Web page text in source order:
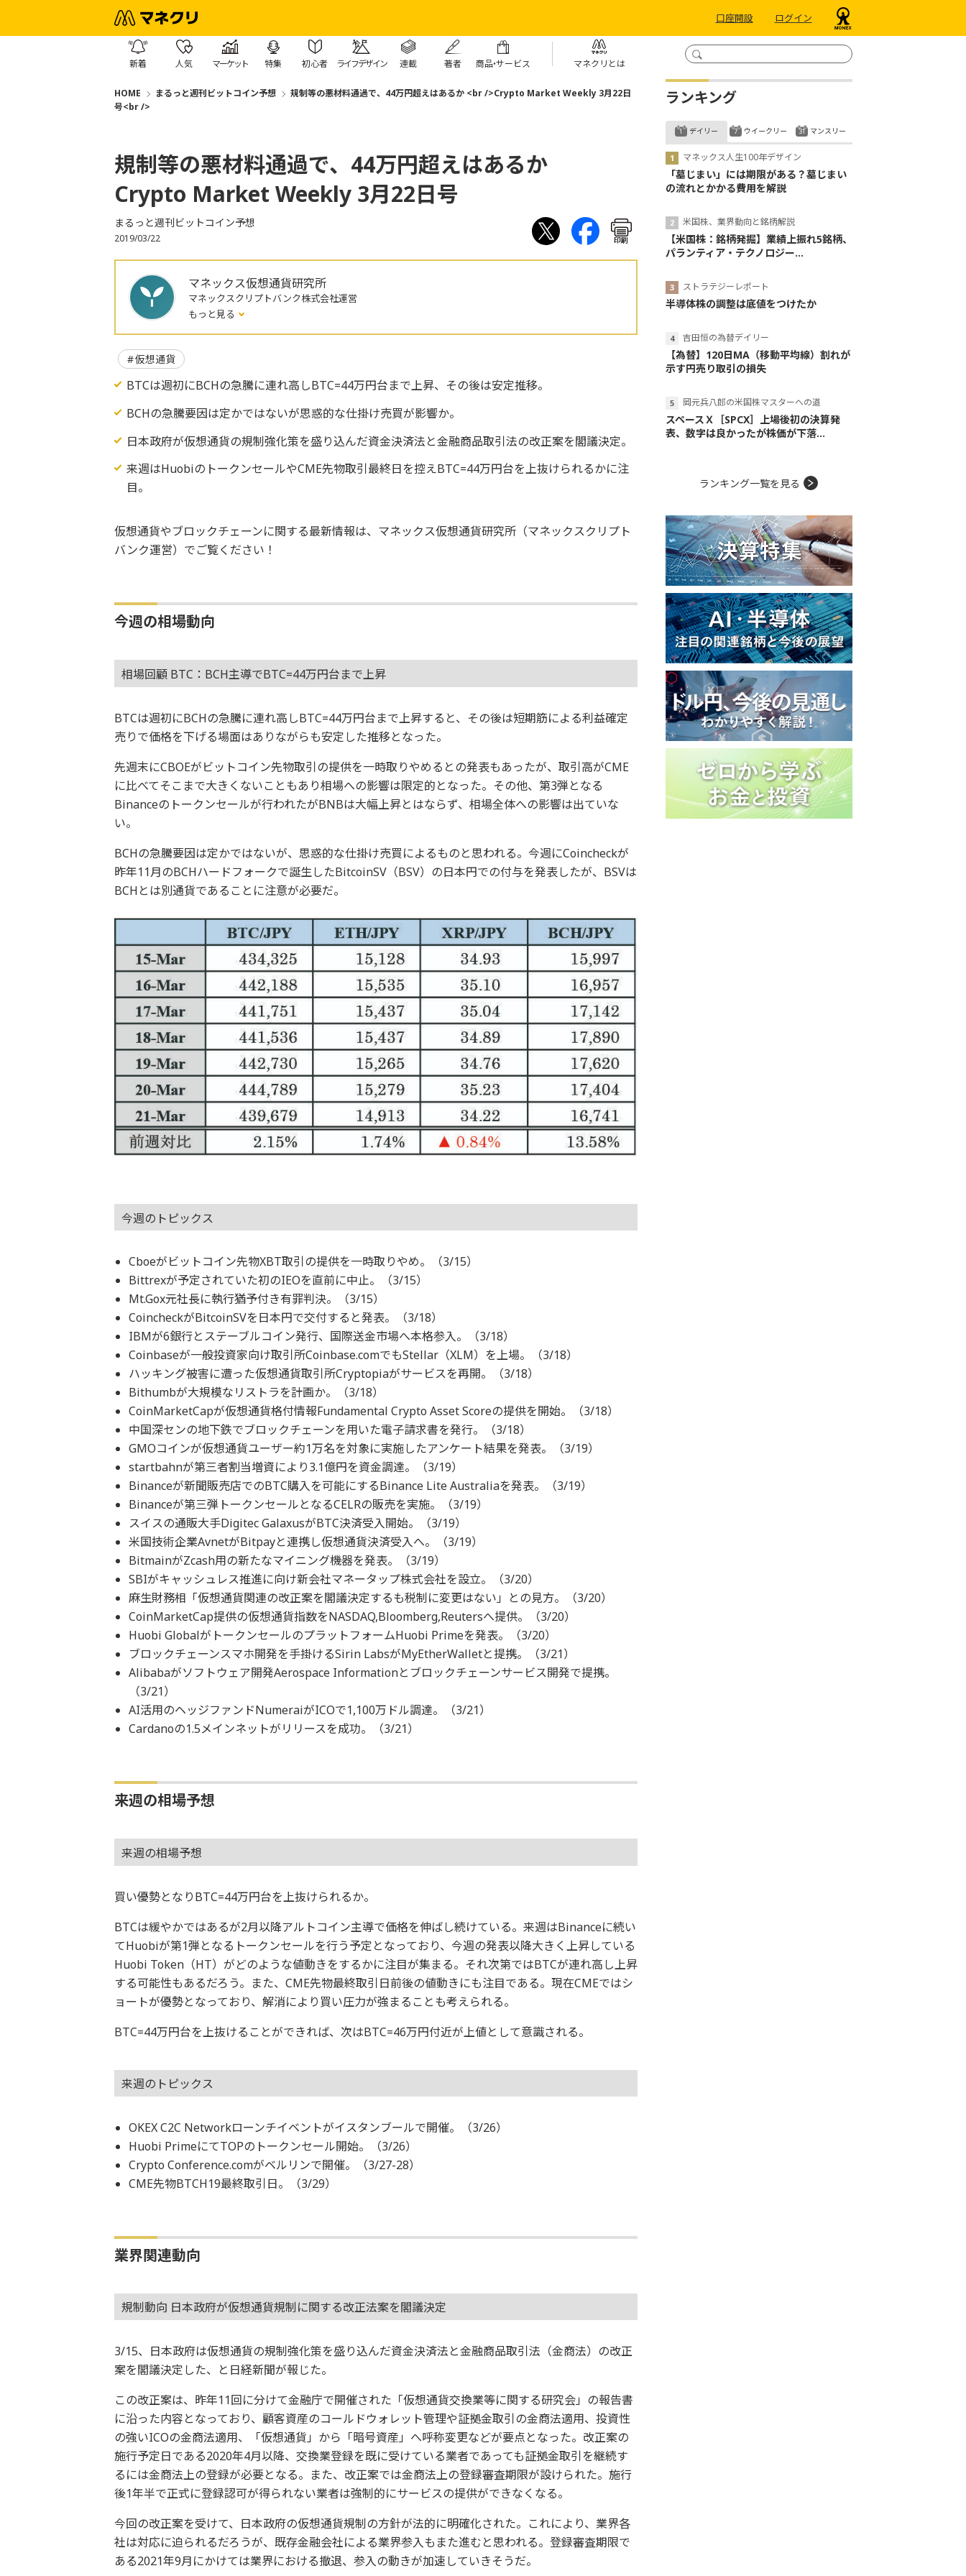
口座開設 ログイン
新着 人気 マーケット 特集 初心者 ライフデザイン 連載 著者 商品・サービス マネクリとは
HOME まるっと週刊ビットコイン予想
規制等の悪材料通過で、44万円超えはあるか <br />Crypto Market Weekly 3月22日
号<br />
規制等の悪材料通過で、44万円超えはあるか
Crypto Market Weekly 3月22日号
まるっと週刊ビットコイン予想
2019/03/22 印刷
マネックス仮想通貨研究所
マネックスクリプトバンク株式会社運営
もっと見る
仮想通貨
BTCは週初にBCHの急騰に連れ高しBTC=44万円台まで上昇、その後は安定推移。
BCHの急騰要因は定かではないが思惑的な仕掛け売買が影響か。
日本政府が仮想通貨の規制強化策を盛り込んだ資金決済法と金融商品取引法の改正案を閣議決定。
来週はHuobiのトークンセールやCME先物取引最終日を控えBTC=44万円台を上抜けられるかに注
目。
仮想通貨やブロックチェーンに関する最新情報は、マネックス仮想通貨研究所（マネックスクリプト
バンク運営）でご覧ください！
今週の相場動向
相場回顧 BTC：BCH主導でBTC=44万円台まで上昇
BTCは週初にBCHの急騰に連れ高しBTC=44万円台まで上昇すると、その後は短期筋による利益確定
売りで価格を下げる場面はありながらも安定した推移となった。
先週末にCBOEがビットコイン先物取引の提供を一時取りやめるとの発表もあったが、取引高がCME
に比べてそこまで大きくないこともあり相場への影響は限定的となった。その他、第3弾となる
Binanceのトークンセールが行われたがBNBは大幅上昇とはならず、相場全体への影響は出ていな
い。
BCHの急騰要因は定かではないが、思惑的な仕掛け売買によるものと思われる。今週にCoincheckが
昨年11月のBCHハードフォークで誕生したBitcoinSV（BSV）の日本円での付与を発表したが、BSVは
BCHとは別通貨であることに注意が必要だ。
今週のトピックス
Cboeがビットコイン先物XBT取引の提供を一時取りやめ。（3/15）
Bittrexが予定されていた初のIEOを直前に中止。（3/15）
Mt.Gox元社長に執行猶予付き有罪判決。（3/15）
CoincheckがBitcoinSVを日本円で交付すると発表。（3/18）
IBMが6銀行とステーブルコイン発行、国際送金市場へ本格参入。（3/18）
Coinbaseが一般投資家向け取引所Coinbase.comでもStellar（XLM）を上場。（3/18）
ハッキング被害に遭った仮想通貨取引所Cryptopiaがサービスを再開。（3/18）
Bithumbが大規模なリストラを計画か。（3/18）
CoinMarketCapが仮想通貨格付情報Fundamental Crypto Asset Scoreの提供を開始。（3/18）
中国深センの地下鉄でブロックチェーンを用いた電子請求書を発行。（3/18）
GMOコインが仮想通貨ユーザー約1万名を対象に実施したアンケート結果を発表。（3/19）
startbahnが第三者割当増資により3.1億円を資金調達。（3/19）
Binanceが新聞販売店でのBTC購入を可能にするBinance Lite Australiaを発表。（3/19）
Binanceが第三弾トークンセールとなるCELRの販売を実施。（3/19）
スイスの通販大手Digitec GalaxusがBTC決済受入開始。（3/19）
米国技術企業AvnetがBitpayと連携し仮想通貨決済受入へ。（3/19）
BitmainがZcash用の新たなマイニング機器を発表。（3/19）
SBIがキャッシュレス推進に向け新会社マネータップ株式会社を設立。（3/20）
麻生財務相「仮想通貨関連の改正案を閣議決定するも税制に変更はない」との見方。（3/20）
CoinMarketCap提供の仮想通貨指数をNASDAQ,Bloomberg,Reutersへ提供。（3/20）
Huobi GlobalがトークンセールのプラットフォームHuobi Primeを発表。（3/20）
ブロックチェーンスマホ開発を手掛けるSirin LabsがMyEtherWalletと提携。（3/21）
Alibabaがソフトウェア開発Aerospace Informationとブロックチェーンサービス開発で提携。
（3/21）
AI活用のヘッジファンドNumeraiがICOで1,100万ドル調達。（3/21）
Cardanoの1.5メインネットがリリースを成功。（3/21）
来週の相場予想
来週の相場予想
買い優勢となりBTC=44万円台を上抜けられるか。
BTCは緩やかではあるが2月以降アルトコイン主導で価格を伸ばし続けている。来週はBinanceに続い
てHuobiが第1弾となるトークンセールを行う予定となっており、今週の発表以降大きく上昇している
Huobi Token（HT）がどのような値動きをするかに注目が集まる。それ次第ではBTCが連れ高し上昇
する可能性もあるだろう。また、CME先物最終取引日前後の値動きにも注目である。現在CMEではシ
ョートが優勢となっており、解消により買い圧力が強まることも考えられる。
BTC=44万円台を上抜けることができれば、次はBTC=46万円付近が上値として意識される。
来週のトピックス
OKEX C2C Networkローンチイベントがイスタンブールで開催。（3/26）
Huobi PrimeにてTOPのトークンセール開始。（3/26）
Crypto Conference.comがベルリンで開催。（3/27-28）
CME先物BTCH19最終取引日。（3/29）
業界関連動向
規制動向 日本政府が仮想通貨規制に関する改正法案を閣議決定
3/15、日本政府は仮想通貨の規制強化策を盛り込んだ資金決済法と金融商品取引法（金商法）の改正
案を閣議決定した、と日経新聞が報じた。
この改正案は、昨年11回に分けて金融庁で開催された「仮想通貨交換業等に関する研究会」の報告書
に沿った内容となっており、顧客資産のコールドウォレット管理や証拠金取引の金商法適用、投資性
の強いICOの金商法適用、「仮想通貨」から「暗号資産」へ呼称変更などが要点となった。改正案の
施行予定日である2020年4月以降、交換業登録を既に受けている業者であっても証拠金取引を継続す
るには金商法上の登録が必要となる。また、改正案では金商法上の登録審査期限が設けられた。施行
後1年半で正式に登録認可が得られない業者は強制的にサービスの提供ができなくなる。
今回の改正案を受けて、日本政府の仮想通貨規制の方針が法的に明確化された。これにより、業界各
社は対応に迫られるだろうが、既存金融会社による業界参入もまた進むと思われる。登録審査期限で
ある2021年9月にかけては業界における撤退、参入の動きが加速していきそうだ。
ランキング
デイリー
マネックス人生100年デザイン
「墓じまい」には期限がある？墓じまい
の流れとかかる費用を解説
米国株、業界動向と銘柄解説
【米国株：銘柄発掘】業績上振れ5銘柄、
パランティア・テクノロジー...
ストラテジーレポート
半導体株の調整は底値をつけたか
吉田恒の為替デイリー
【為替】120日MA（移動平均線）割れが
示す円売り取引の損失
岡元兵八郎の米国株マスターへの道
スペースＸ［SPCX］上場後初の決算発
表、数字は良かったが株価が下落...
ウイークリー マンスリー
ランキング一覧を見る